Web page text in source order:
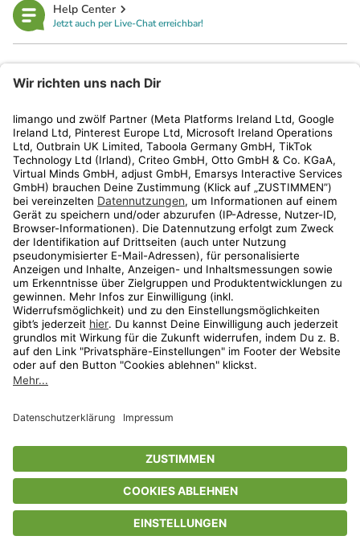
Help Center
Jetzt auch per Live-Chat erreichbar!
Kundenservice
Shop
Aktionen
Travel
* Streichpreise entsprechen der unverbindlichen Preisempfehlung des
Herstellers. Prozentangaben beziehen sich auf den Streichpreis.
Freunde-Aktionen findest Du unterwww.limango.de/einladen
ᵇ Gilt nur für von limango versandte Ware (nicht für von Partnern versandte